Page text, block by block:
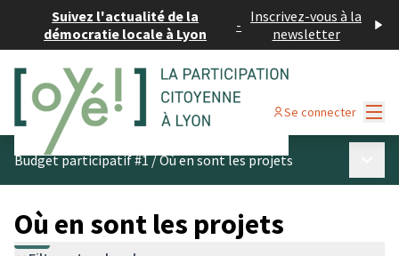
Suivez l'actualité de la
démocratie locale à Lyon
- Inscrivez-vous à la
newsletter
Se connecter
Budget participatif #1/Où en sont les projets
Où en sont les projets